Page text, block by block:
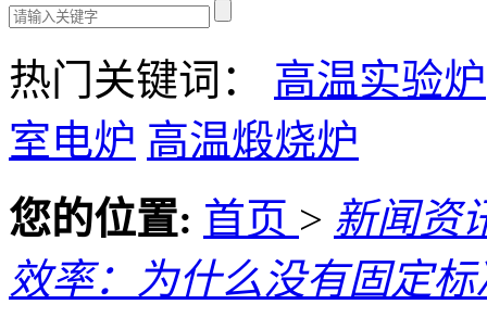
热门关键词： 高温实验炉
室电炉 高温煅烧炉
您的位置: 首页 > 新闻资
效率：为什么没有固定